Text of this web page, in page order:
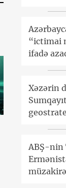
“ictimai
ifadə
Xəzərin
ABŞ-nin